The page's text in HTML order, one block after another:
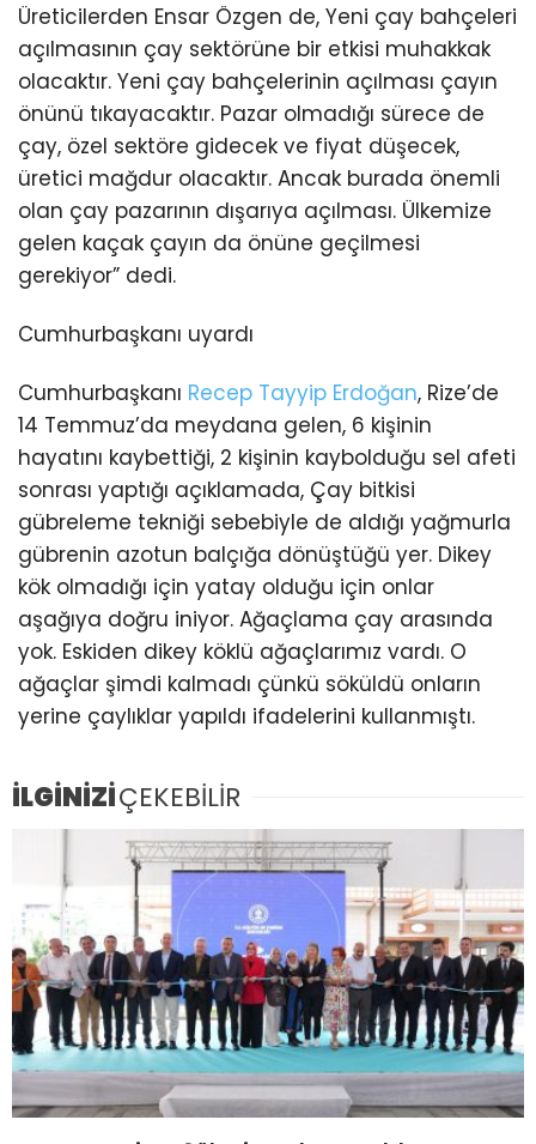
Üreticilerden Ensar Özgen de, Yeni çay bahçeleri
açılmasının çay sektörüne bir etkisi muhakkak
olacaktır. Yeni çay bahçelerinin açılması çayın
önünü tıkayacaktır. Pazar olmadığı sürece de
çay, özel sektöre gidecek ve fiyat düşecek,
üretici mağdur olacaktır. Ancak burada önemli
olan çay pazarının dışarıya açılması. Ülkemize
gelen kaçak çayın da önüne geçilmesi
gerekiyor” dedi.
Cumhurbaşkanı uyardı
Cumhurbaşkanı Recep Tayyip Erdoğan, Rize’de
14 Temmuz’da meydana gelen, 6 kişinin
hayatını kaybettiği, 2 kişinin kaybolduğu sel afeti
sonrası yaptığı açıklamada, Çay bitkisi
gübreleme tekniği sebebiyle de aldığı yağmurla
gübrenin azotun balçığa dönüştüğü yer. Dikey
kök olmadığı için yatay olduğu için onlar
aşağıya doğru iniyor. Ağaçlama çay arasında
yok. Eskiden dikey köklü ağaçlarımız vardı. O
ağaçlar şimdi kalmadı çünkü söküldü onların
yerine çaylıklar yapıldı ifadelerini kullanmıştı.
İLGİNİZİÇEKEBİLİR